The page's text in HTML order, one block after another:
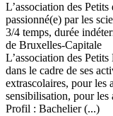
L’association des
passionné(e) par les
3/4 temps, durée
de Bruxelles-Capitale
L’association des
dans le cadre de ses
extrascolaires, pour les
sensibilisation, pour
Profil : Bachelier (...)